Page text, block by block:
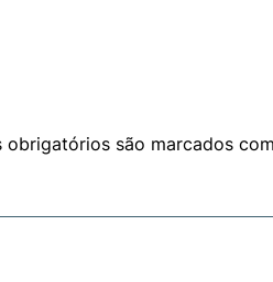
obrigatórios são marcados com